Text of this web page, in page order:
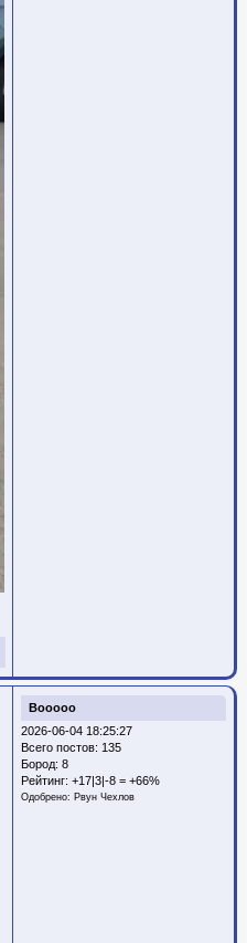
Booooo
2026-06-04 18:25:27
Всего постов: 135
Бород: 8
Рейтинг: +17|3|-8 = +66%
Одобрено: Рвун Чехлов